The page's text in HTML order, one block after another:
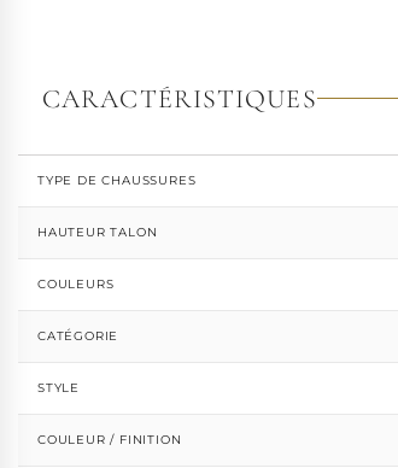
CARACTÉRISTIQUES
TYPE DE CHAUSSURES
HAUTEUR TALON
COULEURS
CATÉGORIE
STYLE
COULEUR / FINITION